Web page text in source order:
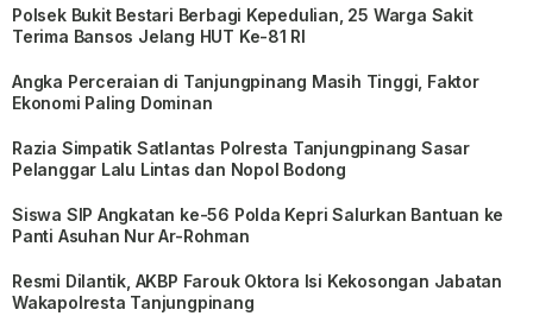
Polsek Bukit Bestari Berbagi Kepedulian, 25 Warga Sakit
Terima Bansos Jelang HUT Ke-81 RI
Angka Perceraian di Tanjungpinang Masih Tinggi, Faktor
Ekonomi Paling Dominan
Razia Simpatik Satlantas Polresta Tanjungpinang Sasar
Pelanggar Lalu Lintas dan Nopol Bodong
Siswa SIP Angkatan ke-56 Polda Kepri Salurkan Bantuan ke
Panti Asuhan Nur Ar-Rohman
Resmi Dilantik, AKBP Farouk Oktora Isi Kekosongan Jabatan
Wakapolresta Tanjungpinang